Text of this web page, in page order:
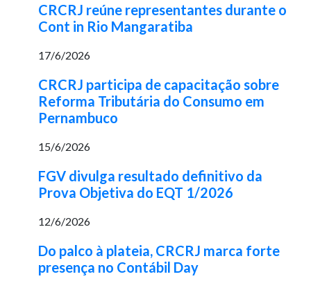
CRCRJ reúne representantes durante o
Cont in Rio Mangaratiba
17/6/2026
CRCRJ participa de capacitação sobre
Reforma Tributária do Consumo em
Pernambuco
15/6/2026
FGV divulga resultado definitivo da
Prova Objetiva do EQT 1/2026
12/6/2026
Do palco à plateia, CRCRJ marca forte
presença no Contábil Day